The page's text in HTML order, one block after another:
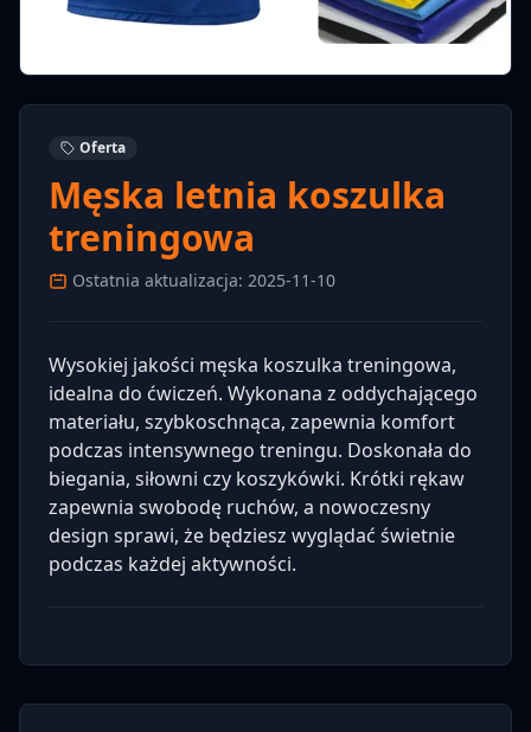
Oferta
Męska letnia koszulka
treningowa
Ostatnia aktualizacja: 2025-11-10
Wysokiej jakości męska koszulka treningowa,
idealna do ćwiczeń. Wykonana z oddychającego
materiału, szybkoschnąca, zapewnia komfort
podczas intensywnego treningu. Doskonała do
biegania, siłowni czy koszykówki. Krótki rękaw
zapewnia swobodę ruchów, a nowoczesny
design sprawi, że będziesz wyglądać świetnie
podczas każdej aktywności.